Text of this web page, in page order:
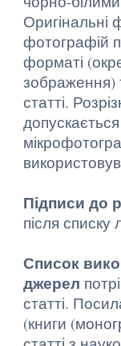
Оригінальні
фотографій
форматі
зображення)
статті.
Підписи до
після списку
Список
джерел
статті.
(книги